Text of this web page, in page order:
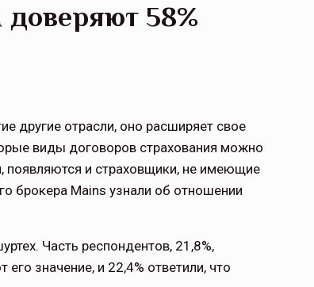
58%
другие отрасли, оно расширяет свое
виды договоров страхования можно
появляются и страховщики, не имеющие
брокера Mains узнали об отношении
Часть респондентов, 21,8%,
значение, и 22,4% ответили, что